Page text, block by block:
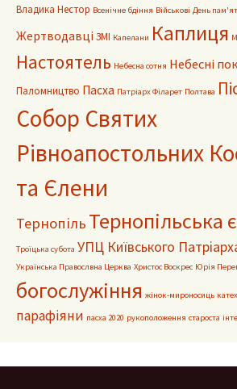
Владика Нестор Всенічне бдіння Військові День
Жертводавці ЗМІ Капелани Каплиця
Настоятель Небесна сотня Небесні
Паломництво Пасха Патріарх Філарет Полтава
Собор Святих
Рівноапостольних
та Єлени
Тернопіль Тернопільська
Троїцька субота УПЦ Київського
Українська Правослвна Церква Христос Воскрес Юрія
богослужіння жінок-мироносиць
парафіяни пасха 2020 рукоположення староста